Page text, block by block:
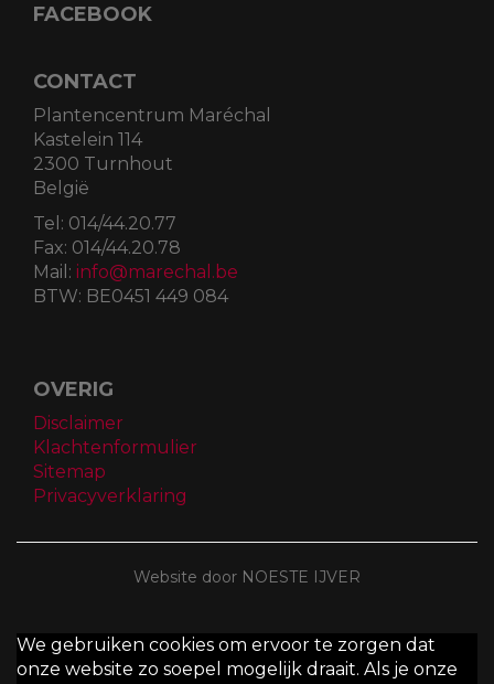
FACEBOOK
CONTACT
Plantencentrum Maréchal
Kastelein 114
2300 Turnhout
België
Tel: 014/44.20.77
Fax: 014/44.20.78
Mail: info@marechal.be
BTW: BE0451 449 084
OVERIG
Disclaimer
Klachtenformulier
Sitemap
Privacyverklaring
Website door NOESTE IJVER
We gebruiken cookies om ervoor te zorgen dat
onze website zo soepel mogelijk draait. Als je onze